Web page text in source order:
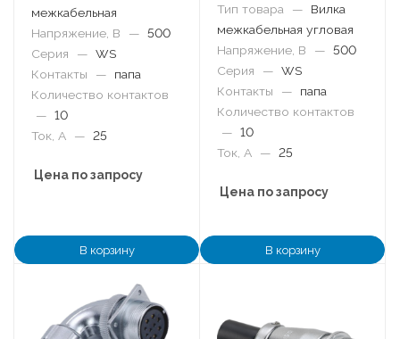
межкабельная
Напряжение, В
— 500
Серия
— WS
Контакты
—
папа
Количество контактов
— 10
Ток, А
— 25
Цена по запросу
В корзину
Тип товара —
Вилка
межкабельная угловая
Напряжение, В
— 500
Серия
— WS
Контакты
—
папа
Количество контактов
— 10
Ток, А
— 25
Цена по запросу
В корзину